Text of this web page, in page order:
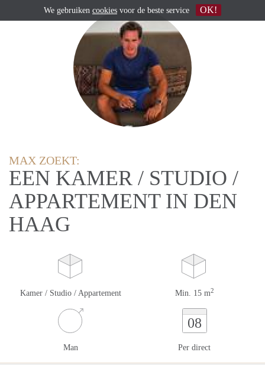
MAX ZOEKT:
EEN KAMER / STUDIO /
APPARTEMENT IN DEN
HAAG
Kamer / Studio / Appartement Min. 15 m2
Man
08
Per direct
We gebruiken cookies voor de beste service OK!